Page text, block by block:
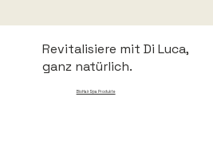
BioHairSpa Produkte
Revitalisiere mit Di Luca,
ganz natürlich.